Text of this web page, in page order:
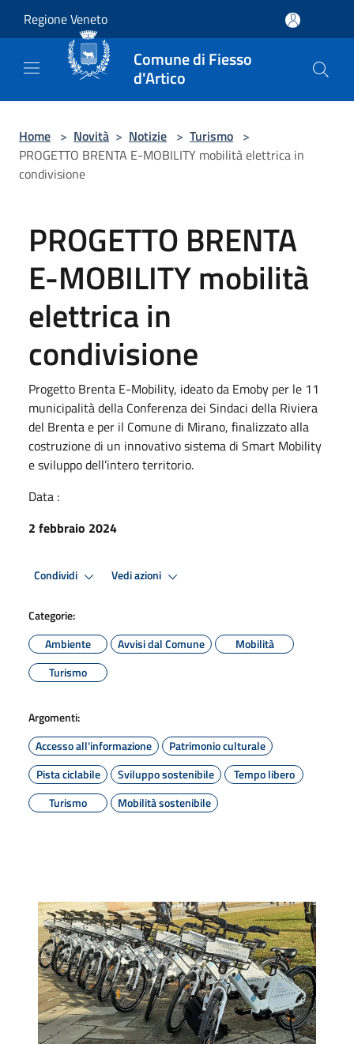
Regione Veneto
Comune di Fiesso
d'Artico
Home > Novità > Notizie > Turismo >
PROGETTO BRENTA E-MOBILITY mobilità elettrica in
condivisione
PROGETTO BRENTA
E-MOBILITY mobilità
elettrica in
condivisione
Progetto Brenta E-Mobility, ideato da Emoby per le 11
municipalità della Conferenza dei Sindaci della Riviera
del Brenta e per il Comune di Mirano, finalizzato alla
costruzione di un innovativo sistema di Smart Mobility
e sviluppo dell’intero territorio.
Data :
2 febbraio 2024
Condividi Vedi azioni
Categorie:
Ambiente
Avvisi dal Comune
Mobilità
Turismo
Argomenti:
Accesso all'informazione
Patrimonio culturale
Pista ciclabile
Sviluppo sostenibile
Tempo libero
Turismo
Mobilità sostenibile